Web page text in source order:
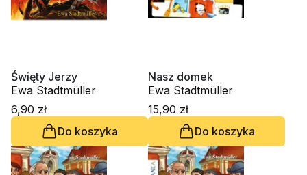
Święty Jerzy
Ewa Stadtmüller
6,90 zł
Do koszyka
Nasz domek
Ewa Stadtmüller
15,90 zł
Do koszyka